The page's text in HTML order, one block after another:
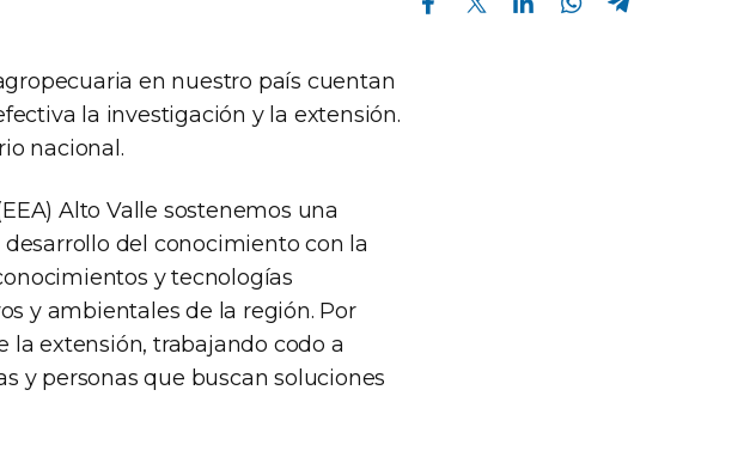
en nuestro país cuentan
la investigación y la extensión.
nacional.
Alto Valle sostenemos una
del conocimiento con la
y tecnologías
y ambientales de la región. Por
la extensión, trabajando codo a
y personas que buscan soluciones